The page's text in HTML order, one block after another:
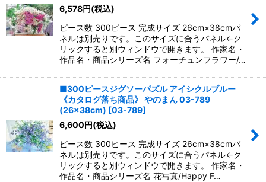
6,578円(税込)
ピース数 300ピース 完成サイズ 26cm×38cmパ
ネルは別売りです。このサイズに合うパネル←ク
リックすると別ウィンドウで開きます。 作家名・
作品名・商品シリーズ名 フォーチュンフラワー/…
■300ピースジグソーパズル アイシクルブルー
《カタログ落ち商品》 やのまん 03-789
(26×38cm) [03-789]
6,600円(税込)
ピース数 300ピース 完成サイズ 26cm×38cmパ
ネルは別売りです。このサイズに合うパネル←ク
リックすると別ウィンドウで開きます。 作家名・
作品名・商品シリーズ名 花写真/Happy F…